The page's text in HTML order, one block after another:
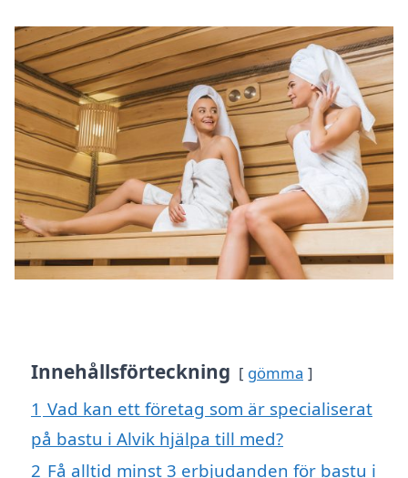
Innehållsförteckning gömma
1 Vad kan ett företag som är specialiserat
på bastu i Alvik hjälpa till med?
2 Få alltid minst 3 erbjudanden för bastu i